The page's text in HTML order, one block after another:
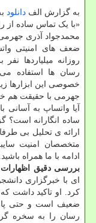
به گزارش الفدانلود
«با یک تماس ساده از
محمدجواد آذری
ضعف های امنیتی
روزانه میلیاردها
رسان ها استفاده
خصوصی این ابزارها
جهرمی با حقیقت هم
آیا واتساپ به
ساده انگارانه
ارائه ی تحلیل بی
متخصصان امنیت
ادامه با ما همراه باشید.
بررسی دقیق
ای با خبرگزاری
کرد. او تاکید داشت
ضعیف است و حتی
رسان را به سخره